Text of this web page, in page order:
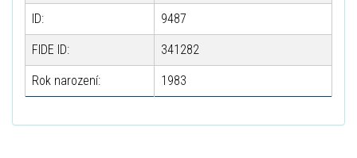
ID: 9487
FIDE ID: 341282
Rok narození: 1983